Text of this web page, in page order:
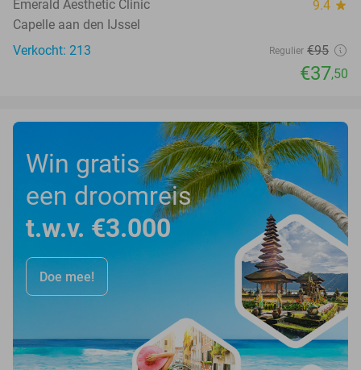
Emerald Aesthetic Clinic 9.4 star
Capelle aan den IJssel
Verkocht: 213
Regulier €95
€37,50
Win gratis
een droomreis
t.w.v. €3.000
Doe mee!